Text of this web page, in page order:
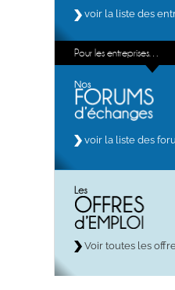
voir la liste des
Pour les entreprises…
voir la liste des
Voir toutes les